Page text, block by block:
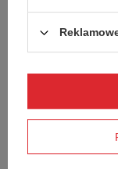
227 ml - biały - Z